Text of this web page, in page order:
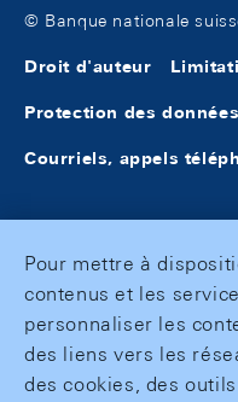
© Banque nationale
Droit d'auteur
Protection des données
Courriels, appels
Pour mettre à
contenus et les
personnaliser les
des liens vers les
des cookies, des